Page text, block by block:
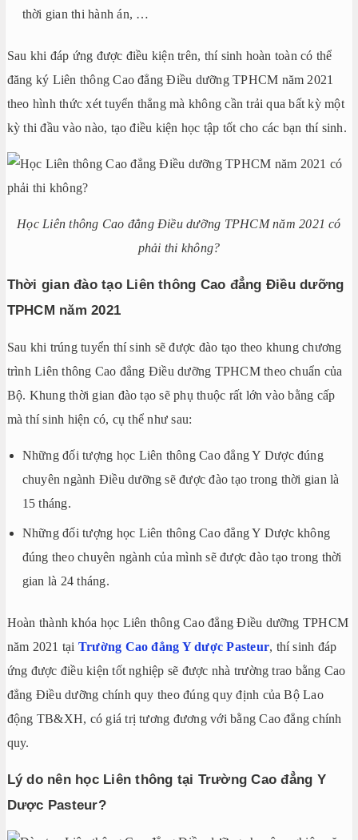
thời gian thi hành án, …
Sau khi đáp ứng được điều kiện trên, thí sinh hoàn toàn có thể
đăng ký Liên thông Cao đẳng Điều dưỡng TPHCM năm 2021
theo hình thức xét tuyển thẳng mà không cần trải qua bất kỳ một
kỳ thi đầu vào nào, tạo điều kiện học tập tốt cho các bạn thí sinh.
Học Liên thông Cao đẳng Điều dưỡng TPHCM năm 2021 có
phải thi không?
Thời gian đào tạo Liên thông Cao đẳng Điều dưỡng
TPHCM năm 2021
Sau khi trúng tuyển thí sinh sẽ được đào tạo theo khung chương
trình Liên thông Cao đẳng Điều dưỡng TPHCM theo chuẩn của
Bộ. Khung thời gian đào tạo sẽ phụ thuộc rất lớn vào bằng cấp
mà thí sinh hiện có, cụ thể như sau:
Những đối tượng học Liên thông Cao đẳng Y Dược đúng
chuyên ngành Điều dưỡng sẽ được đào tạo trong thời gian là
15 tháng.
Những đối tượng học Liên thông Cao đẳng Y Dược không
đúng theo chuyên ngành của mình sẽ được đào tạo trong thời
gian là 24 tháng.
Hoàn thành khóa học Liên thông Cao đẳng Điều dưỡng TPHCM
năm 2021 tại Trường Cao đẳng Y dược Pasteur, thí sinh đáp
ứng được điều kiện tốt nghiệp sẽ được nhà trường trao bằng Cao
đẳng Điều dưỡng chính quy theo đúng quy định của Bộ Lao
động TB&XH, có giá trị tương đương với bằng Cao đẳng chính
quy.
Lý do nên học Liên thông tại Trường Cao đẳng Y
Dược Pasteur?